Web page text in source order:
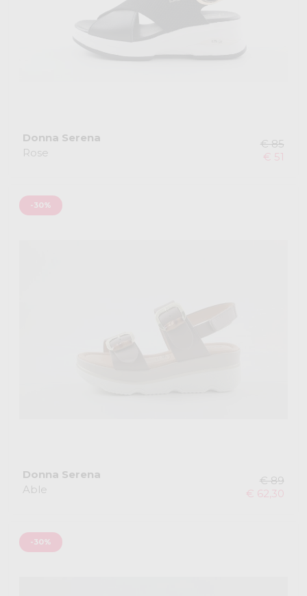
Donna Serena
Rose
€ 85
€ 51
-30%
Donna Serena
Able
€ 89
€ 62,30
-30%